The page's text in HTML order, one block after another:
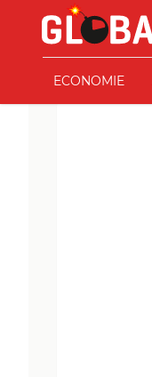
Ga naar de inhoud
GLOBALINFO
ECONOMIE